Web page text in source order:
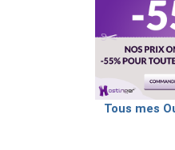
Tous mes